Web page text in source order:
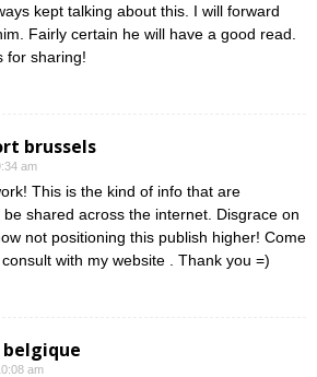
kept talking about this. I will forward
Fairly certain he will have a good read.
for sharing!
brussels
am
This is the kind of info that are
shared across the internet. Disgrace on
not positioning this publish higher! Come
with my website . Thank you =)
am